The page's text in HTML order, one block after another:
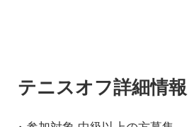
テニスオフ詳細情報